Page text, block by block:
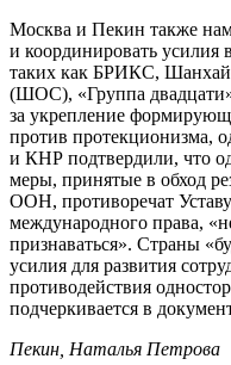
Москва и Пекин также
и координировать усилия
таких как БРИКС,
(ШОС), «Группа
за укрепление
против протекционизма,
и КНР подтвердили, что
меры, принятые в обход
ООН, противоречат
международного права,
признаваться». Страны
усилия для развития
противодействия
подчеркивается в
Пекин, Наталья Петрова